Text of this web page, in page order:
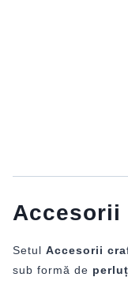
Accesorii
Setul Accesorii
sub formă de